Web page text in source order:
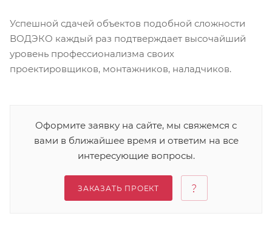
Успешной сдачей объектов подобной сложности
ВОДЭКО каждый раз подтверждает высочайший
уровень профессионализма своих
проектировщиков, монтажников, наладчиков.
Оформите заявку на сайте, мы свяжемся с
вами в ближайшее время и ответим на все
интересующие вопросы.
ЗАКАЗАТЬ ПРОЕКТ